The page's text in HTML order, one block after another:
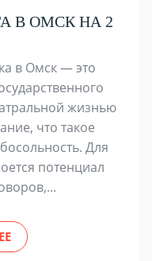
В ОМСК НА 2
в Омск — это
жизнью
что такое
Для
потенциал